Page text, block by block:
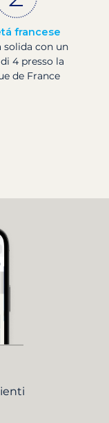
francese
solida con un
4 presso la
de France